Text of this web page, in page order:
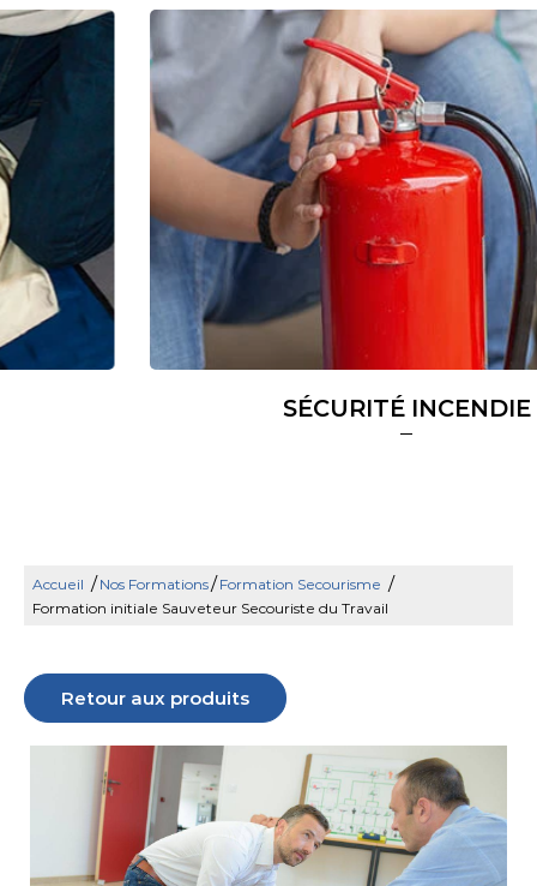
SÉCURITÉ INCENDIE
Accueil / Nos Formations/ Formation Secourisme /
Formation initiale Sauveteur Secouriste du Travail
Retour aux produits